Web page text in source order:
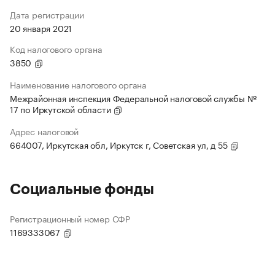
Дата регистрации
20 января 2021
Код налогового органа
3850
Наименование налогового органа
Межрайонная инспекция Федеральной налоговой службы №
17 по Иркутской области
Адрес налоговой
664007, Иркутская обл, Иркутск г, Советская ул, д 55
Социальные фонды
Регистрационный номер СФР
1169333067